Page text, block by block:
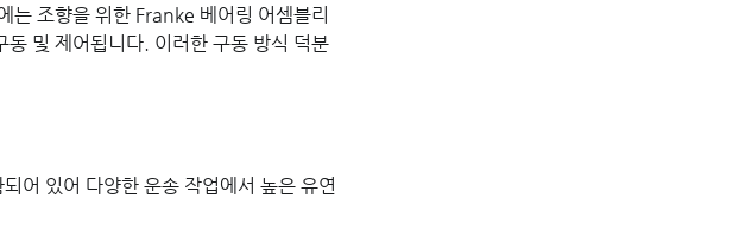
는 조향을 위한 Franke 베어링 어셈블리
및 제어됩니다. 이러한 구동 방식 덕분
되어 있어 다양한 운송 작업에서 높은 유연